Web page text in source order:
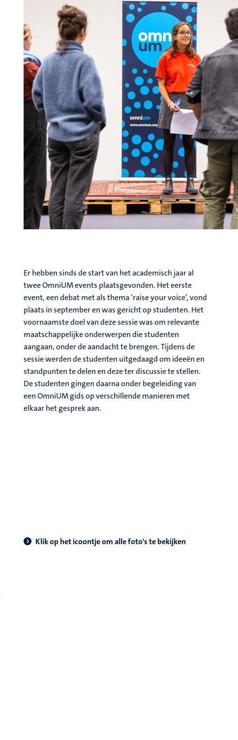
Er hebben sinds de start van het academisch jaar al
twee OmniUM events plaatsgevonden. Het eerste
event, een debat met als thema ‘raise your voice’, vond
plaats in september en was gericht op studenten. Het
voornaamste doel van deze sessie was om relevante
maatschappelijke onderwerpen die studenten
aangaan, onder de aandacht te brengen. Tijdens de
sessie werden de studenten uitgedaagd om ideeën en
standpunten te delen en deze ter discussie te stellen.
De studenten gingen daarna onder begeleiding van
een OmniUM gids op verschillende manieren met
elkaar het gesprek aan.
Klik op het icoontje om alle foto's te bekijken